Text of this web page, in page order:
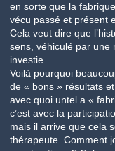
en sorte que la
vécu passé et présent
Cela veut dire que
sens, véhiculé par une
investie .
Voilà pourquoi
de « bons » résultats
avec quoi untel a «
c’est avec la
mais il arrive que cela
thérapeute. Comment